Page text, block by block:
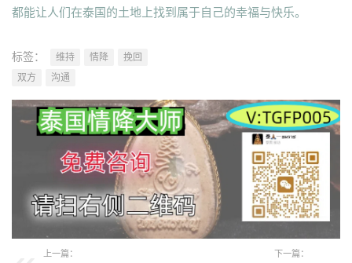
都能让人们在泰国的土地上找到属于自己的幸福与快乐。
标签： 维持 情降
挽回
双方
沟通
上一篇： 下一篇：